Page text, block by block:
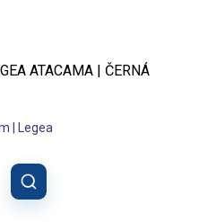
ATACAMA | ČERNÁ
| Legea